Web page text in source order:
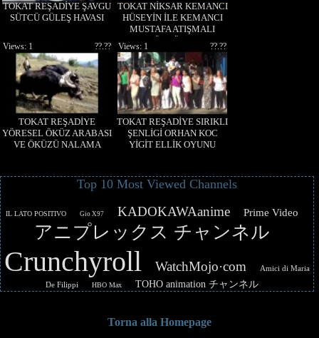
TOKAT REŞADİYE ŞAVGU
SÜTCÜ GÜLEŞ HAVASI
TOKAT NİKSAR KEMANCI
HÜSEYİN İLE KEMANCI
MUSTAFA ATIŞMALI
TOKAT REŞADİYE
YÖRESEL ÖKÜZ ARABASI
VE ÖKÜZÜ NALAMA
??.??
Views: 1
TOKAT REŞADİYE SIRIKLI
ŞENLİGİ ORHAN KOC
YİGİT ELLİK OYUNU
??.??
Views: 1
Top 10 Most Viewed Channels
IL LATO POSITIVO Gio X97 KADOKAWAanime Prime Video
アニプレックス チャンネル
Crunchyroll WatchMojo·com
Amici di Maria
De Filippi
HBO Max TOHO animation チャンネル
Torna alla Homepage